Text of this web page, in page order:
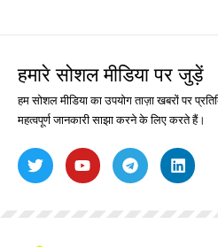
हमारे सोशल मीडिया पर जुड़ें
हम सोशल मीडिया का उपयोग ताज़ा खबरों पर
महत्वपूर्ण जानकारी साझा करने के लिए करते हैं।